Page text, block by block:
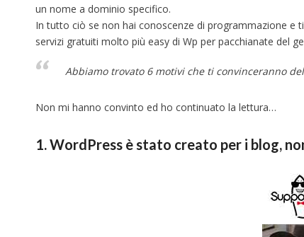
un nome a dominio specifico.
In tutto ciò se non hai conoscenze di programmazione e
servizi gratuiti molto più easy di Wp per pacchianate del
Abbiamo trovato 6 motivi che ti convinceranno
Non mi hanno convinto ed ho continuato la lettura…
1. WordPress è stato creato per i blog,